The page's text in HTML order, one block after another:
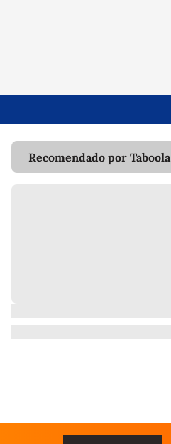
Recomendado por Taboola